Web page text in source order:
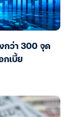
กว่า 300 จุด
กเบี้ย